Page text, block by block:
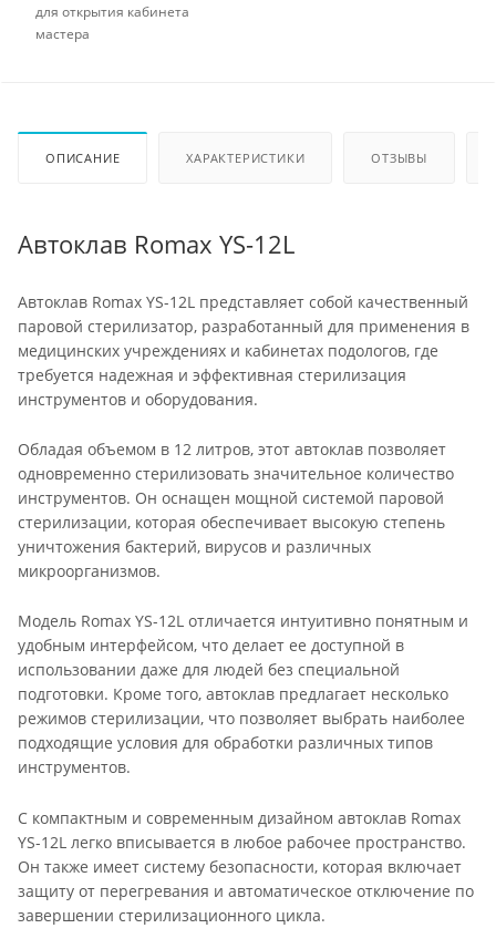
для открытия кабинета
мастера
ОПИСАНИЕ ХАРАКТЕРИСТИКИ ОТЗЫВЫ
Автоклав Romax YS-12L
Автоклав Romax YS-12L представляет собой качественный
паровой стерилизатор, разработанный для применения в
медицинских учреждениях и кабинетах подологов, где
требуется надежная и эффективная стерилизация
инструментов и оборудования.
Обладая объемом в 12 литров, этот автоклав позволяет
одновременно стерилизовать значительное количество
инструментов. Он оснащен мощной системой паровой
стерилизации, которая обеспечивает высокую степень
уничтожения бактерий, вирусов и различных
микроорганизмов.
Модель Romax YS-12L отличается интуитивно понятным и
удобным интерфейсом, что делает ее доступной в
использовании даже для людей без специальной
подготовки. Кроме того, автоклав предлагает несколько
режимов стерилизации, что позволяет выбрать наиболее
подходящие условия для обработки различных типов
инструментов.
С компактным и современным дизайном автоклав Romax
YS-12L легко вписывается в любое рабочее пространство.
Он также имеет систему безопасности, которая включает
защиту от перегревания и автоматическое отключение по
завершении стерилизационного цикла.